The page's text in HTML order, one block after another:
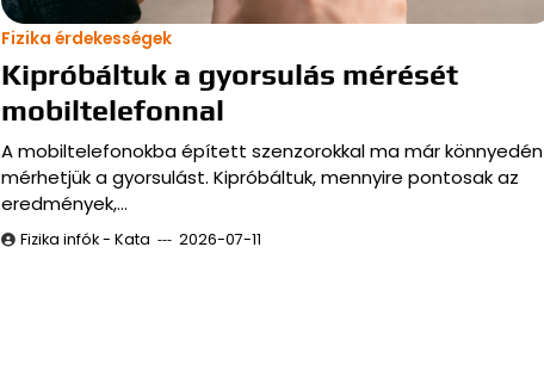
Fizika érdekességek
Kipróbáltuk a gyorsulás mérését
mobiltelefonnal
A mobiltelefonokba épített szenzorokkal ma már könnyedén
mérhetjük a gyorsulást. Kipróbáltuk, mennyire pontosak az
eredmények,…
Fizika infók - Kata 2026-07-11